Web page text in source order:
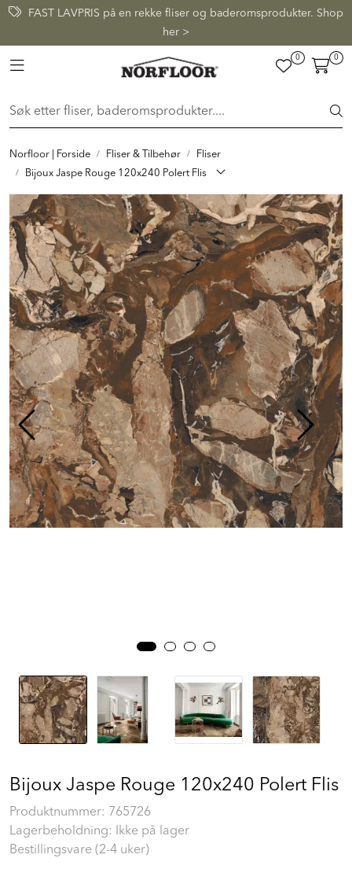
Skip to main content
FAST LAVPRIS på en rekke fliser og baderomsprodukter. Shop
her >
Toggle navigation
0 0
Norfloor | Forside Fliser & Tilbehør
Fliser
Bijoux Jaspe Rouge 120x240 Polert Flis
Bijoux Jaspe Rouge 120x240 Polert Flis
Produktnummer: 765726
Lagerbeholdning: Ikke på lager
Bestillingsvare (2-4 uker)
FLISER & TILBEHØR
BADEROM
INTERIØR
INSPIRASJON
Lenker
Butikker
Proff
Prosjekt
Still et spørsmål
Favoritter (0)
Min side